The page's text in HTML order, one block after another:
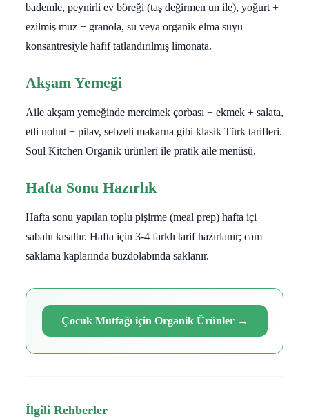
bademle, peynirli ev böreği (taş değirmen un ile), yoğurt +
ezilmiş muz + granola, su veya organik elma suyu
konsantresiyle hafif tatlandırılmış limonata.
Akşam Yemeği
Aile akşam yemeğinde mercimek çorbası + ekmek + salata,
etli nohut + pilav, sebzeli makarna gibi klasik Türk tarifleri.
Soul Kitchen Organik ürünleri ile pratik aile menüsü.
Hafta Sonu Hazırlık
Hafta sonu yapılan toplu pişirme (meal prep) hafta içi
sabahı kısaltır. Hafta için 3-4 farklı tarif hazırlanır; cam
saklama kaplarında buzdolabında saklanır.
Çocuk Mutfağı için Organik Ürünler→
İlgili Rehberler